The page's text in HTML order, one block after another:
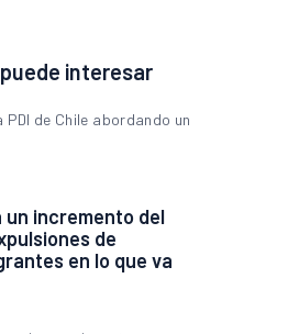
interesar
un incremento del
de
en lo que va